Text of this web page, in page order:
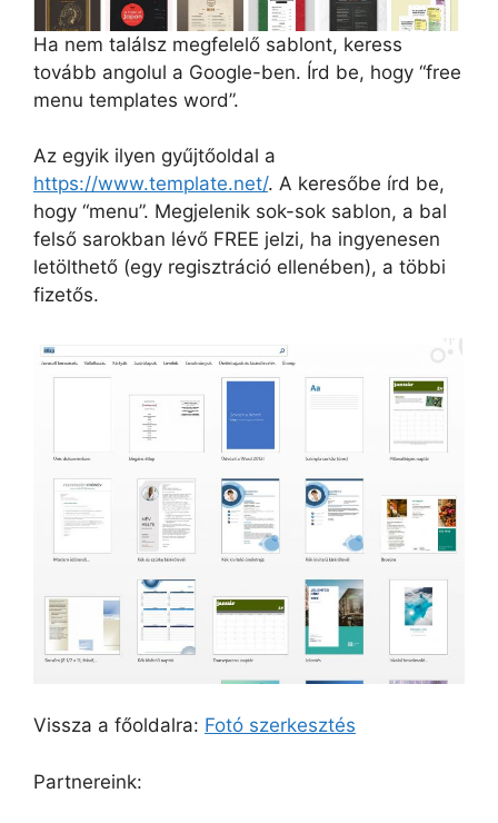
Ha nem találsz megfelelő sablont, keress
tovább angolul a Google-ben. Írd be, hogy “free
menu templates word”.
Az egyik ilyen gyűjtőoldal a
https://www.template.net/. A keresőbe írd be,
hogy “menu”. Megjelenik sok-sok sablon, a bal
felső sarokban lévő FREE jelzi, ha ingyenesen
letölthető (egy regisztráció ellenében), a többi
fizetős.
Vissza a főoldalra: Fotó szerkesztés
Partnereink: